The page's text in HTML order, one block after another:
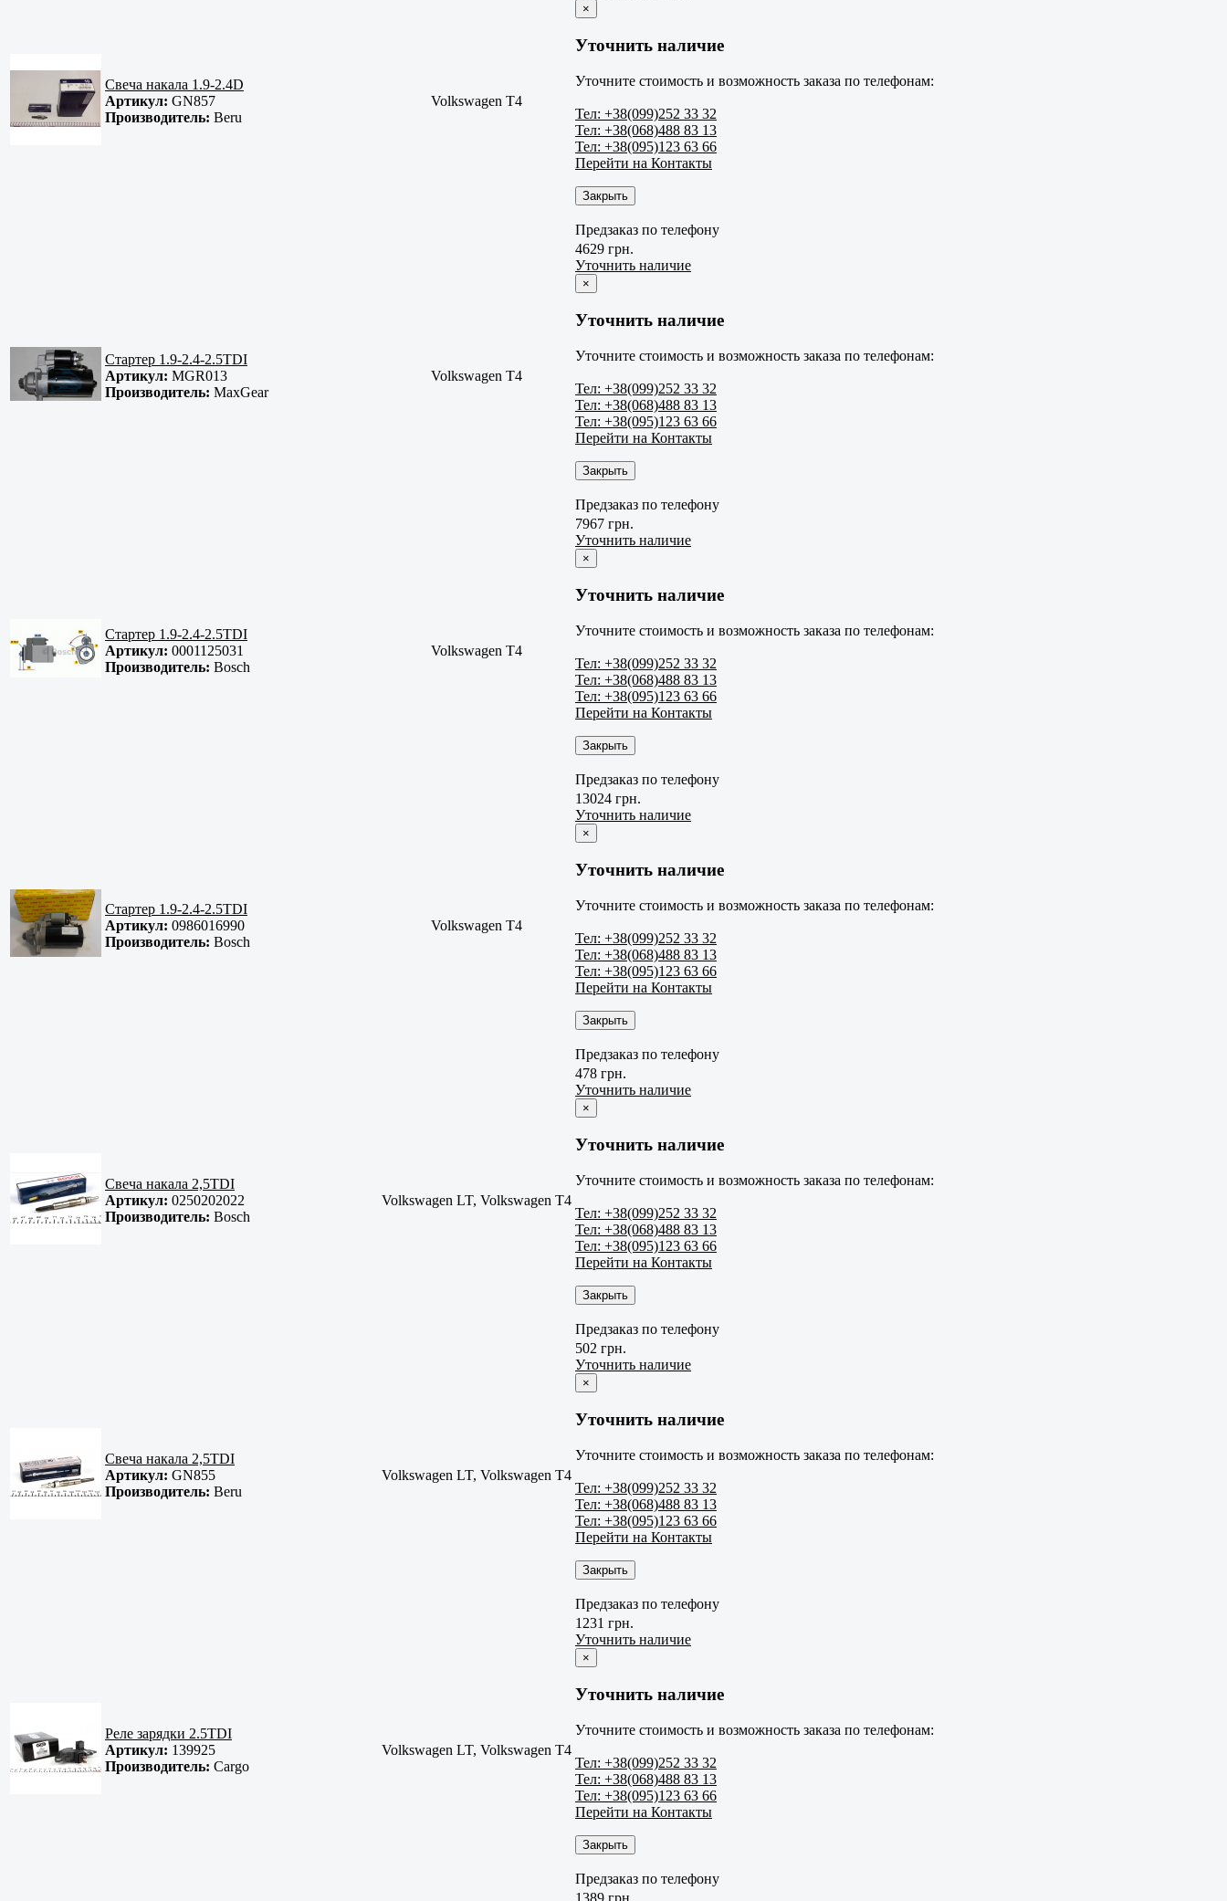
Свеча накала 1.9-2.4D
Артикул: GN857
Производитель: Beru
Volkswagen T4
×
Уточнить наличие
Уточните стоимость и возможность заказа по телефонам:
Тел: +38(099)252 33 32
Тел: +38(068)488 83 13
Тел: +38(095)123 63 66
Перейти на Контакты
Закрыть
Предзаказ по телефону
Стартер 1.9-2.4-2.5TDI
Артикул: MGR013
Производитель: MaxGear
Volkswagen T4
4629 грн.
Уточнить наличие
×
Уточнить наличие
Уточните стоимость и возможность заказа по телефонам:
Тел: +38(099)252 33 32
Тел: +38(068)488 83 13
Тел: +38(095)123 63 66
Перейти на Контакты
Закрыть
Предзаказ по телефону
Стартер 1.9-2.4-2.5TDI
Артикул: 0001125031
Производитель: Bosch
Volkswagen T4
7967 грн.
Уточнить наличие
×
Уточнить наличие
Уточните стоимость и возможность заказа по телефонам:
Тел: +38(099)252 33 32
Тел: +38(068)488 83 13
Тел: +38(095)123 63 66
Перейти на Контакты
Закрыть
Предзаказ по телефону
Стартер 1.9-2.4-2.5TDI
Артикул: 0986016990
Производитель: Bosch
Volkswagen T4
13024 грн.
Уточнить наличие
×
Уточнить наличие
Уточните стоимость и возможность заказа по телефонам:
Тел: +38(099)252 33 32
Тел: +38(068)488 83 13
Тел: +38(095)123 63 66
Перейти на Контакты
Закрыть
Предзаказ по телефону
Свеча накала 2,5TDI
Артикул: 0250202022
Производитель: Bosch
Volkswagen LT, Volkswagen T4
478 грн.
Уточнить наличие
×
Уточнить наличие
Уточните стоимость и возможность заказа по телефонам:
Тел: +38(099)252 33 32
Тел: +38(068)488 83 13
Тел: +38(095)123 63 66
Перейти на Контакты
Закрыть
Предзаказ по телефону
Свеча накала 2,5TDI
Артикул: GN855
Производитель: Beru
Volkswagen LT, Volkswagen T4
502 грн.
Уточнить наличие
×
Уточнить наличие
Уточните стоимость и возможность заказа по телефонам:
Тел: +38(099)252 33 32
Тел: +38(068)488 83 13
Тел: +38(095)123 63 66
Перейти на Контакты
Закрыть
Предзаказ по телефону
Реле зарядки 2.5TDI
Артикул: 139925
Производитель: Cargo
Volkswagen LT, Volkswagen T4
1231 грн.
Уточнить наличие
×
Уточнить наличие
Уточните стоимость и возможность заказа по телефонам:
Тел: +38(099)252 33 32
Тел: +38(068)488 83 13
Тел: +38(095)123 63 66
Перейти на Контакты
Закрыть
Предзаказ по телефону